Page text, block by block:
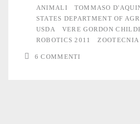
ANIMALI
TOMMASO
STATES DEPARTMENT OF
USDA
VERE GORDON
ROBOTICS 2011
ZOOTECNIA
6 COMMENTI